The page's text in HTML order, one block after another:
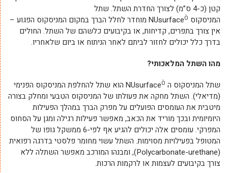
קטן (כ-4 ס”מ) לצורך החדרת השתל. שתל
המניסקוס NUsurface Ò
מוחדר לחלל הברך במקום המניסקוס הפגוע –
אין צורך בתפרים, קדיחות, או בקיבועים כלשהם של השתל. החולים
בדרך כלל יכולים לחזור לביתם לאחר הניתוח או ביום שלאחריו.
מהו השתל המלאכותי?
שתל המניסקוס ה NUsurface Ò
הוא שתל להחלפת המניסקוס הפנימי
(מדיאלי). השתל מחקה את פעולתו של המניסקוס הטבעי ומחלק בצורה
מיטבית את העומסים הפועלים על מפרק הברך במהלך הפעילות
היומיומית ובכך מוריד את הכאב, מאפשר פעילות רגילה ומגן על הסחוס
המפרקי. עומסים אלה יכולים להגיע אף לפי-6 ממשקל גופו של
המטופל בפעילויות מסוימות. השתל עשוי מחומר פלסטי בדרגה רפואית
(Polycarbonate-urethane), ומבנהו המורכב מאפשר השתלה ללא
צורך בקיבועים לעצמות או לרקמות הרכות.